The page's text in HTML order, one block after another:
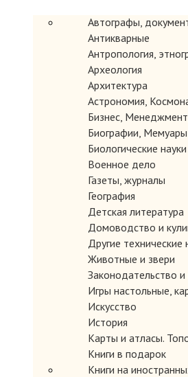
Автографы,
Антикварные
Антропология,
Археология
Архитектура
Астрономия,
Бизнес,
Биографии, Мемуары
Биологические науки
Военное дело
Газеты, журналы
География
Детская литература
Домоводство и
Другие технические
Животные и звери
Законодательство и
Игры настольные,
Искусство
История
Карты и атласы.
Книги в подарок
Книги на